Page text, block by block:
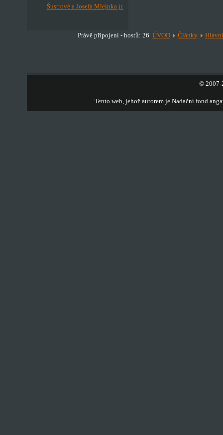
Šustrové a Josefa Mlejnka jr.
Právě připojeni - hostů: 26 ÚVOD Články Hlavní
© 2007-
Tento web, jehož autorem je Nadační fond